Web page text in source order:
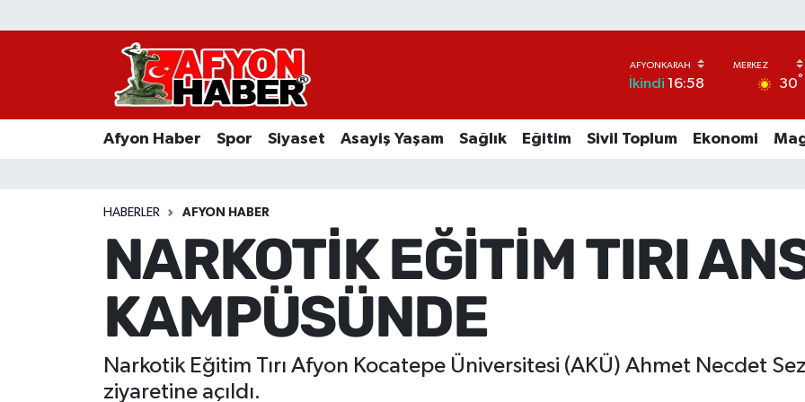
İkindi 16:58 30°
Afyon Haber Spor Siyaset Asayiş Yaşam Sağlık Eğitim Sivil Toplum Ekonomi
HABERLER AFYON HABER
NARKOTİK EĞİTİM TIRI
KAMPÜSÜNDE
Narkotik Eğitim Tırı Afyon Kocatepe Üniversitesi (AKÜ) Ahmet Necdet
ziyaretine açıldı.
Afyon Haber
Asayiş Yaşam
Ekonomi